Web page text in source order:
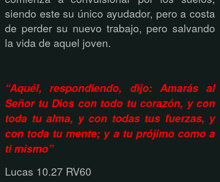
siendo este su único ayudador, pero a costa
de perder su nuevo trabajo, pero salvando
la vida de aquel joven.
“Aquél, respondiendo, dijo: Amarás al
Señor tu Dios con todo tu corazón, y con
toda tu alma, y con todas tus fuerzas, y
con toda tu mente; y a tu prójimo como a
ti mismo”
Lucas 10.27 RV60